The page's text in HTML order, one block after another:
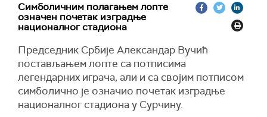
Симболичним полагањем лопте
означен почетак изградње
националног стадиона
Председник Србије Александар Вучић
постављањем лопте са потписима
легендарних играча, али и са својим потписом
симболично је означио почетак изградње
националног стадиона у Сурчину.